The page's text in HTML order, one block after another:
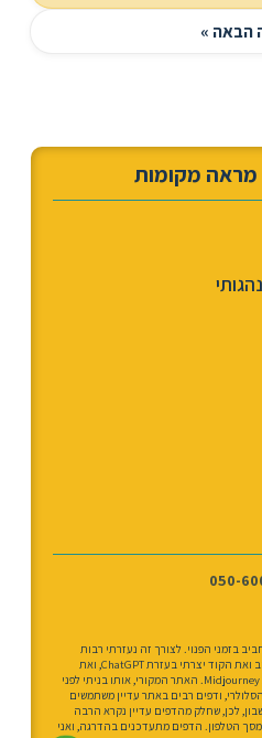
הבאה »
מראה מקומות
בזמני הפנוי. לצורך זה נעזרתי רבות
בבינה המלאכותית. את העיצוב ואת הקוד יצרתי בעזרת ChatGPT, ואת
מרבית התמונות יצרתי בעזרת Midjourney. האתר המקורי, אותו בניתי לפני
ודפים רבים באתר עדיין משתמשים
לכן, שחלק מהדפים עדיין נקרא הרבה
הטלפון. הדפים מתעדכנים בהדרגה, ואני